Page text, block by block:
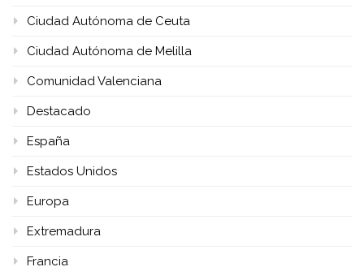
Ciudad Autónoma de Ceuta
Ciudad Autónoma de Melilla
Comunidad Valenciana
Destacado
España
Estados Unidos
Europa
Extremadura
Francia